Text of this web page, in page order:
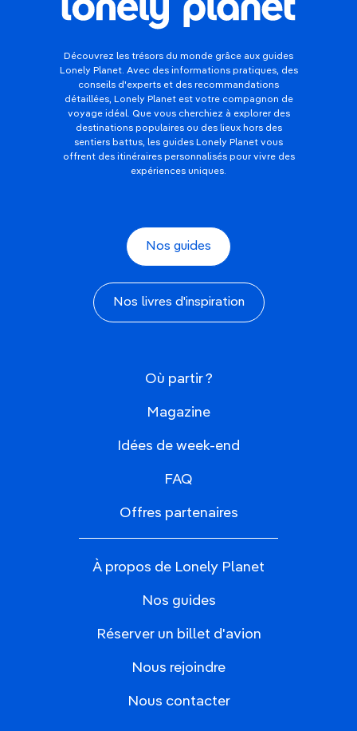
Découvrez les trésors du monde grâce aux guides
Lonely Planet. Avec des informations pratiques, des
conseils d'experts et des recommandations
détaillées, Lonely Planet est votre compagnon de
voyage idéal. Que vous cherchiez à explorer des
destinations populaires ou des lieux hors des
sentiers battus, les guides Lonely Planet vous
offrent des itinéraires personnalisés pour vivre des
expériences uniques.
Nos guides
Nos livres d'inspiration
Où partir ?
Magazine
Idées de week-end
FAQ
Offres partenaires
À propos de Lonely Planet
Nos guides
Réserver un billet d'avion
Nous rejoindre
Nous contacter